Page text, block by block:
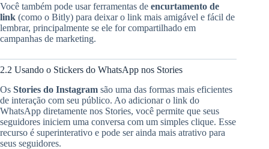
Você também pode usar ferramentas de encurtamento de
link (como o Bitly) para deixar o link mais amigável e fácil de
lembrar, principalmente se ele for compartilhado em
campanhas de marketing.
2.2 Usando o Stickers do WhatsApp nos Stories
Os Stories do Instagram são uma das formas mais eficientes
de interação com seu público. Ao adicionar o link do
WhatsApp diretamente nos Stories, você permite que seus
seguidores iniciem uma conversa com um simples clique. Esse
recurso é superinterativo e pode ser ainda mais atrativo para
seus seguidores.